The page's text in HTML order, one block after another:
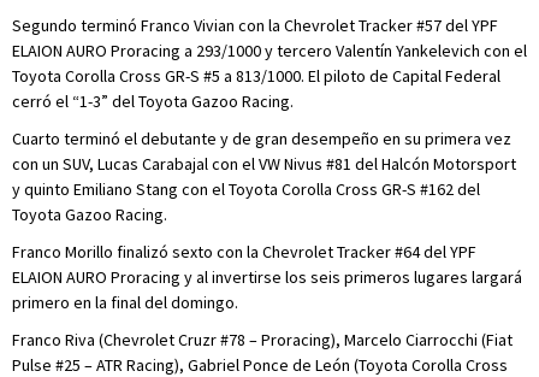
Segundo terminó Franco Vivian con la Chevrolet Tracker #57 del YPF
ELAION AURO Proracing a 293/1000 y tercero Valentín Yankelevich con el
Toyota Corolla Cross GR-S #5 a 813/1000. El piloto de Capital Federal
cerró el “1-3” del Toyota Gazoo Racing.
Cuarto terminó el debutante y de gran desempeño en su primera vez
con un SUV, Lucas Carabajal con el VW Nivus #81 del Halcón Motorsport
y quinto Emiliano Stang con el Toyota Corolla Cross GR-S #162 del
Toyota Gazoo Racing.
Franco Morillo finalizó sexto con la Chevrolet Tracker #64 del YPF
ELAION AURO Proracing y al invertirse los seis primeros lugares largará
primero en la final del domingo.
Franco Riva (Chevrolet Cruzr #78 – Proracing), Marcelo Ciarrocchi (Fiat
Pulse #25 – ATR Racing), Gabriel Ponce de León (Toyota Corolla Cross